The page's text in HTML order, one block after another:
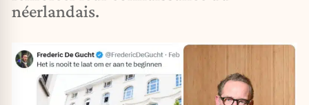
néerlandais.